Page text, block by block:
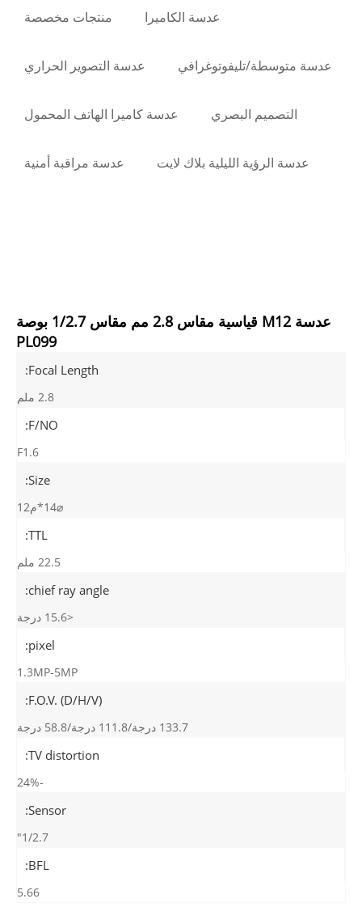
منتجات مخصصة عدسة الكاميرا
عدسة التصوير الحراري عدسة متوسطة/تليفوتوغرافي
عدسة كاميرا الهاتف المحمول التصميم البصري
عدسة مراقبة أمنية عدسة الرؤية الليلية بلاك لايت
عدسة M12 قياسية مقاس 2.8 مم مقاس 1/2.7 بوصة
PL099
Focal Length:
2.8 ملم
F/NO:
F1.6
Size:
⌀14*م12
TTL:
22.5 ملم
chief ray angle:
<15.6 درجة
pixel:
1.3MP-5MP
F.O.V. (D/H/V):
133.7 درجة/111.8 درجة/58.8 درجة
TV distortion:
-24%
Sensor:
1/2.7"
BFL:
5.66